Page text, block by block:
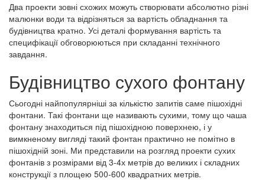
Два проекти зовні схожих можуть створювати абсолютно різні
малюнки води та відрізняться за вартість обладнання та
будівництва кратно. Усі деталі формування вартість та
специфікації обговорюються при складанні технічного
завдання.
Будівництво сухого фонтану
Сьогодні найпопулярніші за кількістю запитів саме пішохідні
фонтани. Такі фонтани ще називають сухими, тому що чаша
фонтану знаходиться під пішохідною поверхнею, і у
вимкненому вигляді такий фонтан практично не помітно в
пішохідній зоні. Ми представили на розгляд проекти сухих
фонтанів з розмірами від 3-4х метрів до великих і складних
конструкції з площею 500-600 квадратних метрів.